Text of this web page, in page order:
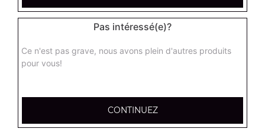
17.95€
hannibale large
Base sauce tomate, boeuf, jambon, poulet, merguez
supreme sucuk large
Pas intéressé(e)?
Ce n'est pas grave, nous avons plein d'autres produits
pour vous!
CONTINUEZ